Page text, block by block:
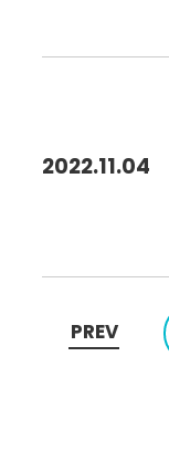
2022.11.04
PREV